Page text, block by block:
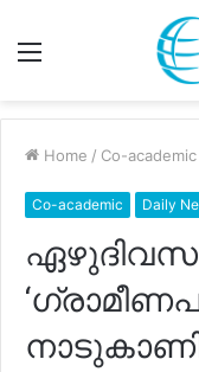
Menu
Home / Co-academic
Co-academic Daily